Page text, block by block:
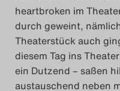
Das
Das
heartbroken im
durch geweint,
Theaterstück auch
diesem Tag ins
ein Dutzend – saßen
austauschend neben